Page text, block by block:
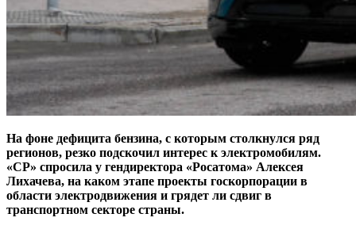
На фоне дефицита бензина, с которым столкнулся ряд
регионов, резко подскочил интерес к электромобилям.
«СР» спросила у гендиректора «Росатома» Алексея
Лихачева, на каком этапе проекты госкорпорации в
области электродвижения и грядет ли сдвиг в
транспортном секторе страны.